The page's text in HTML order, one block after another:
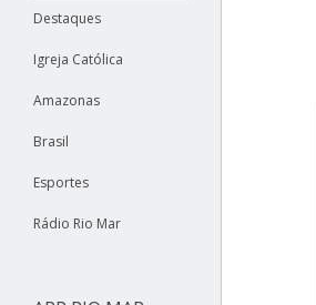
Destaques
Igreja Católica
Amazonas
Brasil
Esportes
Rádio Rio Mar